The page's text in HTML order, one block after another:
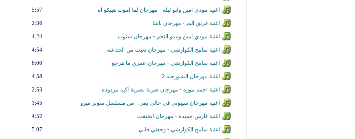
اغنية مودي امين وابو ليله - مهرجان لما اموت هيبكو اه 5:57
اغنية فريق البم - مهرجان باشا 2:36
اغنية مودي امين وبيدو النجم - مهرجان ستوب 4:24
اغنية سامح الكوارشي - مهرجان تعبت من الجدعنه 4:54
اغنية سامح الكوارشي - مهرجان عمري ما هرجع 6:00
اغنية مهرجان الشورجيه 2 4:58
اغنية احمد موزه - مهرجان ضربة بضربة اكيد مردوده 2:53
اغنية مهرجان سيبوني في حالي بقى - من مسلسل سوبر ميرو 1:45
اغنية فارس حميدة - مهرجان اتخنقت 4:52
اغنية سامح الكوارشي - وجعني قلبي 5:07